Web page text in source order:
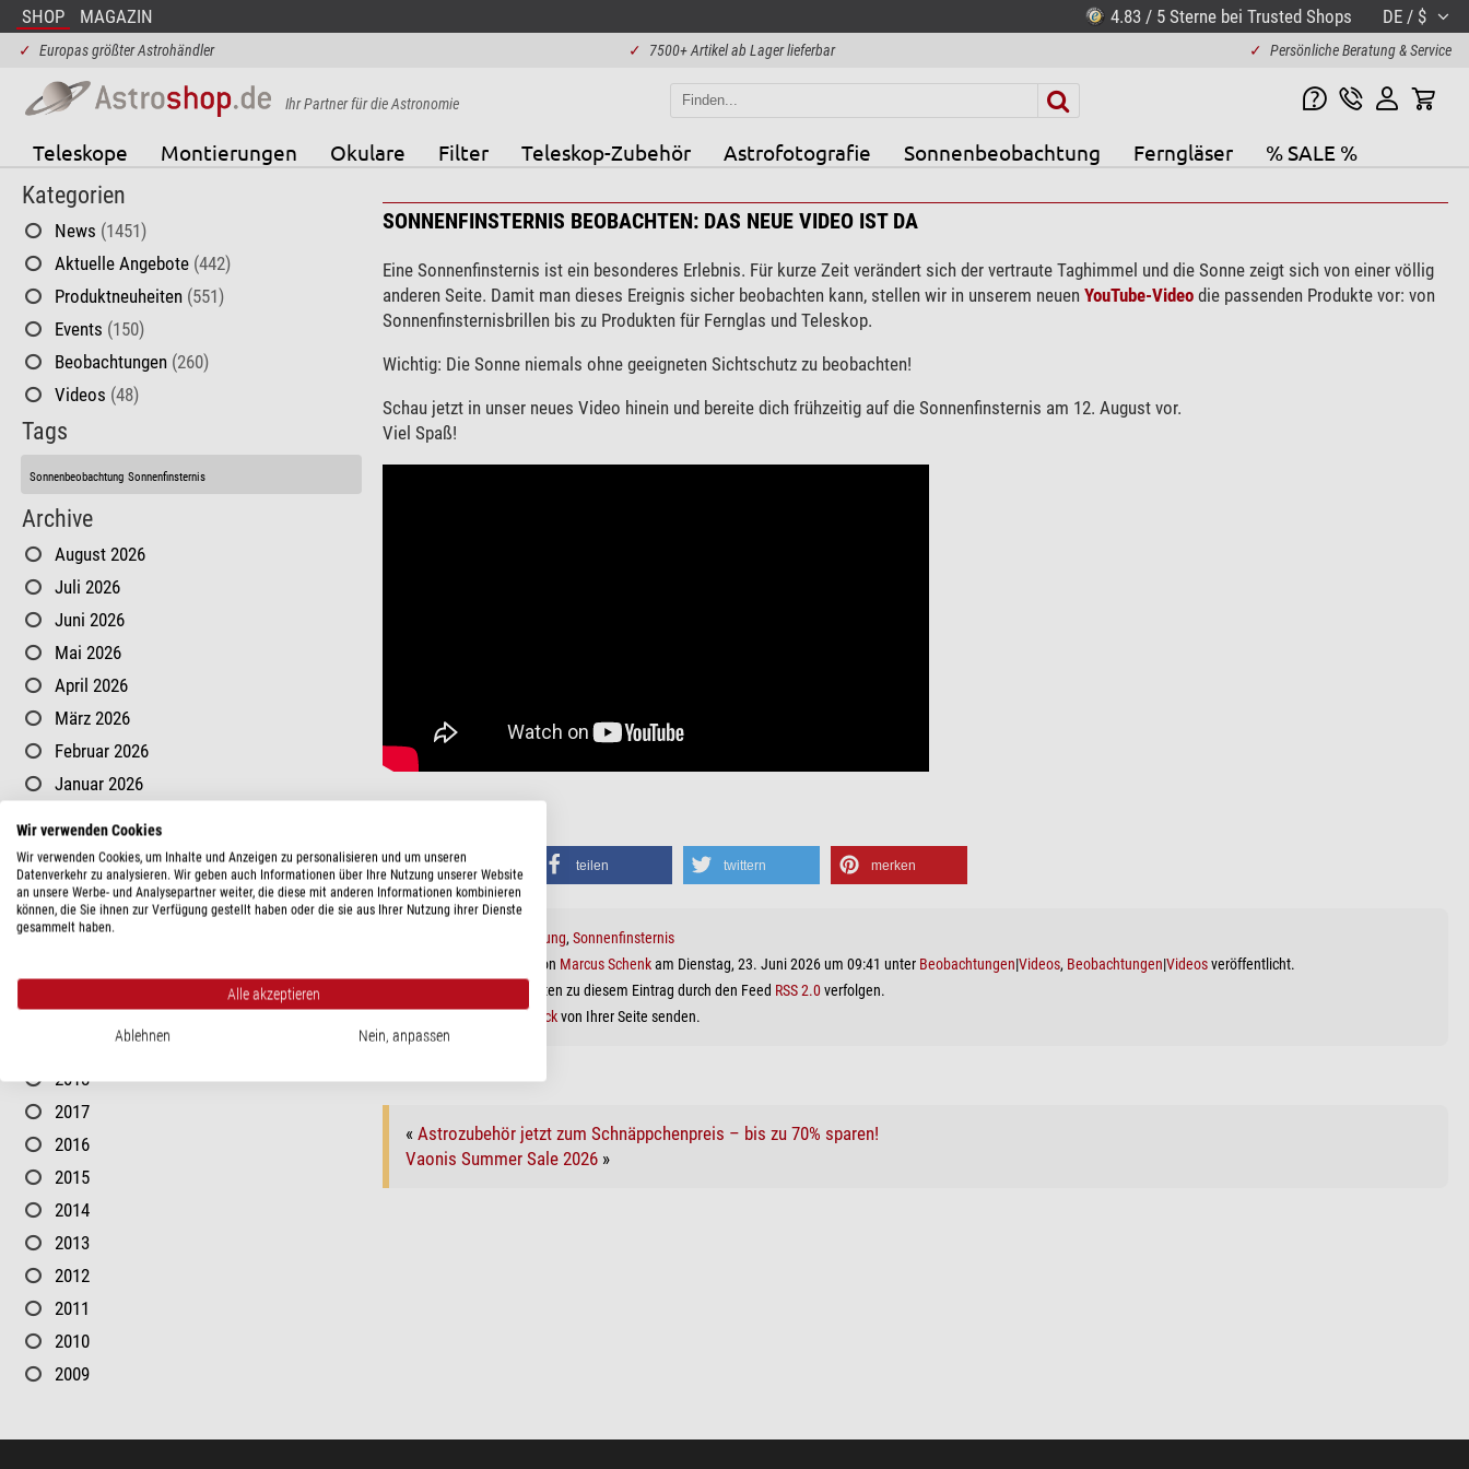
SHOP MAGAZIN 4.83 / 5 Sterne bei Trusted Shops DE / $
✓ Europas größter Astrohändler ✓ 7500+ Artikel ab Lager lieferbar ✓ Persönliche Beratung & Service
Ihr Partner für die Astronomie
Teleskope Montierungen Okulare Filter Teleskop-Zubehör Astrofotografie Sonnenbeobachtung Ferngläser % SALE %
Kategorien
News (1451)
Aktuelle Angebote (442)
Produktneuheiten (551)
Events (150)
Beobachtungen (260)
Videos (48)
Tags
Sonnenbeobachtung Sonnenfinsternis
Archive
August 2026
Juli 2026
Juni 2026
Mai 2026
April 2026
März 2026
Februar 2026
Januar 2026
2025
2024
2023
2021
2020
2018
2017
2016
2015
2014
2013
2012
2011
2010
2009
SONNENFINSTERNIS BEOBACHTEN: DAS NEUE VIDEO IST DA
Eine Sonnenfinsternis ist ein besonderes Erlebnis. Für kurze Zeit verändert sich der vertraute Taghimmel und die Sonne zeigt sich von einer völlig
anderen Seite. Damit man dieses Ereignis sicher beobachten kann, stellen wir in unserem neuen YouTube-Videodie passenden Produkte vor: von
Sonnenfinsternisbrillen bis zu Produkten für Fernglas und Teleskop.
Wichtig: Die Sonne niemals ohne geeigneten Sichtschutz zu beobachten!
Schau jetzt in unser neues Video hinein und bereite dich frühzeitig auf die Sonnenfinsternis am 12. August vor.
Viel Spaß!
teilen teilen twittern merken
Sonnenbeobachtung, Sonnenfinsternis
Dieser Beitrag wurde von Marcus Schenkam Dienstag, 23. Juni 2026 um 09:41 unter Beobachtungen|Videos, Beobachtungen|Videosveröffentlicht.
Sie können alle Antworten zu diesem Eintrag durch den Feed RSS 2.0verfolgen.
Trackbackvon Ihrer Seite senden.
« Astrozubehör jetzt zum Schnäppchenpreis – bis zu 70% sparen!
Vaonis Summer Sale 2026»
Wir verwenden Cookies
Wir verwenden Cookies, um Inhalte und Anzeigen zu personalisieren und um unseren
Datenverkehr zu analysieren. Wir geben auch Informationen über Ihre Nutzung unserer Website
an unsere Werbe- und Analysepartner weiter, die diese mit anderen Informationen kombinieren
können, die Sie ihnen zur Verfügung gestellt haben oder die sie aus Ihrer Nutzung ihrer Dienste
gesammelt haben.
Alle akzeptieren
Ablehnen Nein, anpassen